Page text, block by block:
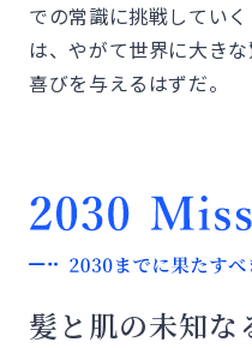
での常識に挑戦してい
は、やがて世界に大き
喜びを与えるはずだ。
髪と肌の未知な